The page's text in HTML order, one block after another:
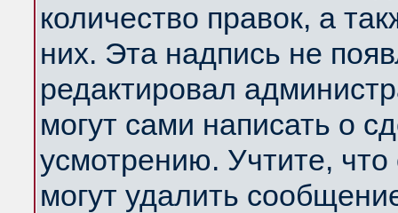
количество правок, а
них. Эта надпись не
редактировал
могут сами написать о
усмотрению. Учтите,
могут удалить